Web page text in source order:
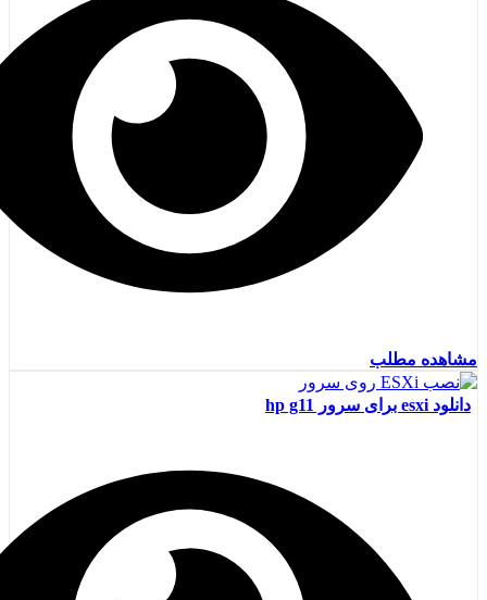
مشاهده مطلب
دانلود esxi برای سرور hp g11